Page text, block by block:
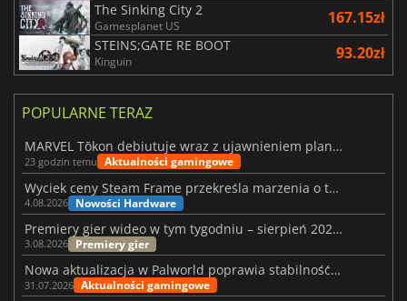
The Sinking City 2
Gamesplanet US 167.15zł
STEINS;GATE RE BOOT
Kinguin 93.20zł
POPULARNE TERAZ
MARVEL Tōkon debiutuje wraz z ujawnieniem planu rozwoju na pierwszy rok
23 godzin temu Aktualności gamingowe
Wyciek ceny Steam Frame przekreśla marzenia o tanim zestawie VR
4.08.2026 Nowości Hardware
Premiery gier wideo w tym tygodniu – sierpień 2026 r. (32. tydzień)
3.08.2026 Premiery gier
Nowa aktualizacja w Palworld poprawia stabilność Sunreach i walk z bossami
31.07.2026 Aktualności gamingowe